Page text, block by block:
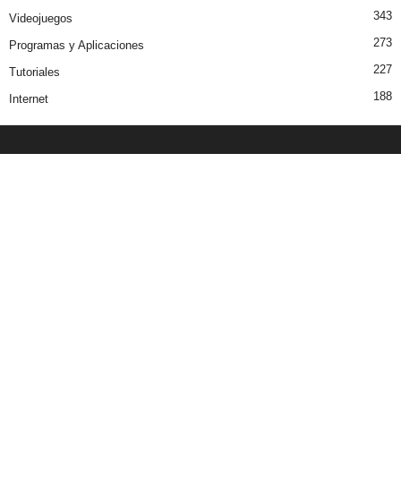
Videojuegos 343
Programas y Aplicaciones 273
Tutoriales 227
Internet 188